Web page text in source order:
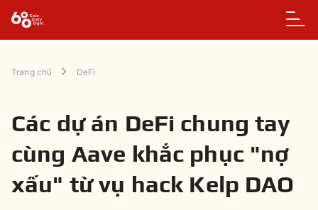
Trang chủ DeFi
Các dự án DeFi chung tay
cùng Aave khắc phục "nợ
xấu" từ vụ hack Kelp DAO